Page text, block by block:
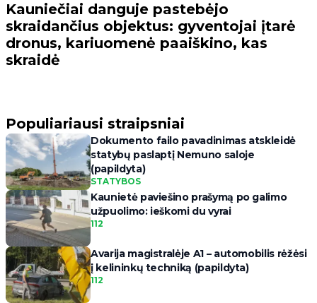
Kauniečiai danguje pastebėjo
skraidančius objektus: gyventojai įtarė
dronus, kariuomenė paaiškino, kas
skraidė
Populiariausi straipsniai
Dokumento failo pavadinimas atskleidė
statybų paslaptį Nemuno saloje
(papildyta)
STATYBOS
Kaunietė paviešino prašymą po galimo
užpuolimo: ieškomi du vyrai
112
Avarija magistralėje A1 – automobilis rėžėsi
į kelininkų techniką (papildyta)
112